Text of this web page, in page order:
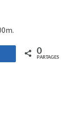
Partagez 0
PARTAGES